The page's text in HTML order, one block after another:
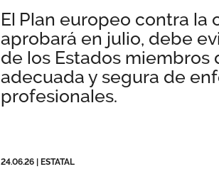
El Plan europeo contra la
aprobará en julio, debe
de los Estados miembros
adecuada y segura de
profesionales.
24.06.26 ESTATAL